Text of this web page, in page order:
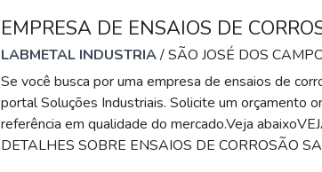
EMPRESA DE ENSAIOS DE
LABMETAL INDUSTRIA/ SÃO JOSÉ DOS
Se você busca por uma empresa de ensaios de
portal Soluções Industriais. Solicite um orçamento
referência em qualidade do mercado.Veja
DETALHES SOBRE ENSAIOS DE CORROSÃO